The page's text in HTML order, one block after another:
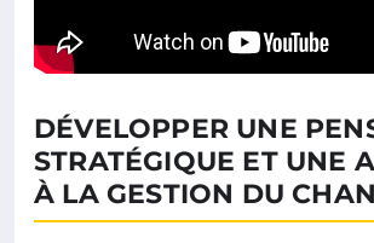
DÉVELOPPER UNE
STRATÉGIQUE ET UNE
À LA GESTION DU